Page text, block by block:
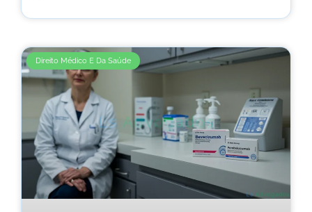
Direito Médico E Da Saúde